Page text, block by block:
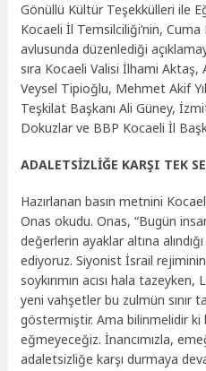
Gönüllü Kültür Teşekkülleri ile
Kocaeli İl Temsilciliği’nin, Cuma
avlusunda düzenlediği
sıra Kocaeli Valisi İlhami
Veysel Tipioğlu, Mehmet Akif
Teşkilat Başkanı Ali Güney,
Dokuzlar ve BBP Kocaeli İl
ADALETSİZLİĞE KARŞI TEK
Hazırlanan basın metnini
Onas okudu. Onas, “Bugün
değerlerin ayaklar altına
ediyoruz. Siyonist İsrail
soykırımın acısı hala tazeyken,
yeni vahşetler bu zulmün sınır
göstermiştir. Ama bilinmelidir ki
eğmeyeceğiz. İnancımızla,
adaletsizliğe karşı durmaya